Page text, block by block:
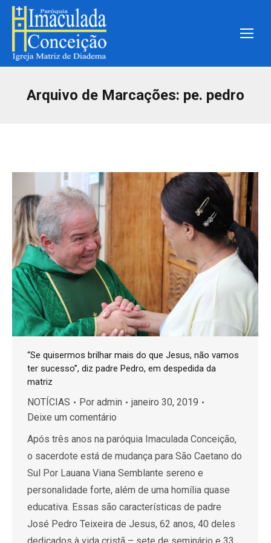
Arquivo de Marcações: pe. pedro
“Se quisermos brilhar mais do que Jesus, não vamos
ter sucesso”, diz padre Pedro, em despedida da
matriz
NOTÍCIAS Por admin
janeiro 30, 2019
Deixe um comentário
Após três anos na paróquia Imaculada Conceição,
o sacerdote está de mudança para São Caetano do
Sul Por Lauana Viana Semblante sereno e
personalidade forte, além de uma homília quase
educativa. Essas são características de padre
José Pedro Teixeira de Jesus, 62 anos, 40 deles